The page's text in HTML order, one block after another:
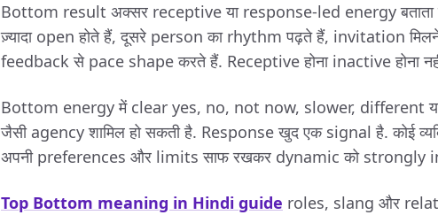
Bottom result अक्सर receptive या response-led energy
ज़्यादा open होते हैं, दूसरे person का rhythm पढ़ते हैं, invitation
feedback से pace shape करते हैं. Receptive होना inactive होना
Bottom energy में clear yes, no, not now, slower, different या
जैसी agency शामिल हो सकती है. Response खुद एक signal है. कोई
अपनी preferences और limits साफ रखकर dynamic को strongly
Top Bottom meaning in Hindi guide roles, slang और